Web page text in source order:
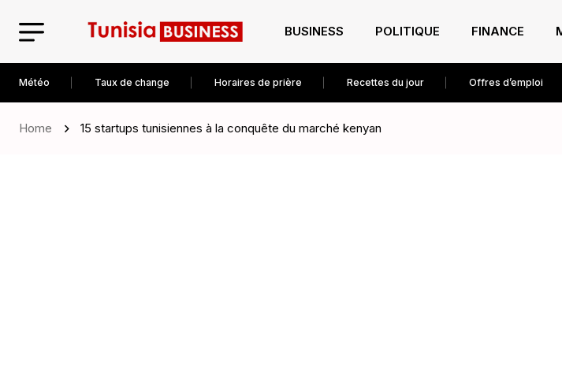
BUSINESS POLITIQUE FINANCE
Météo Taux de change Horaires de prière Recettes du jour Offres d’emploi
Home 15 startups tunisiennes à la conquête du marché kenyan